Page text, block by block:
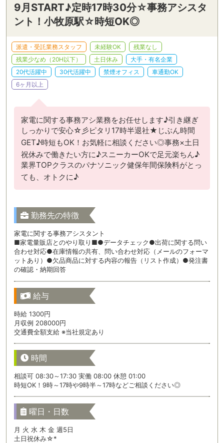
9月START♪定時17時30分☆事務アシスタ
ント！小牧原駅☆時短OK◎
派遣・受託業務スタッフ 未経験OK
残業なし
残業少なめ（20H以下）
土日休み
大手・有名企業
20代活躍中
30代活躍中 禁煙オフィス
車通勤OK
6ヶ月以上
家電に関する事務アシ業務をお任せします♪引き継ぎ
しっかりで安心☆彡ピタリ17時半退社★じぶん時間
GET♪時短もOK！お気軽に相談ください◎事務×土日
祝休みで働きたい方に♪スニーカーOKで足元楽ちん♪
業界TOPクラスのパナソニック健保年間保険料がとっ
ても、オトクに♪
勤務先の特徴
家電に関する事務アシスタント
■家電量販店とのやり取り■●データチェック●出荷に関する問い
合わせ対応●在庫情報の共有、問い合わせ対応（メールのフォーマ
ットあり）●欠品商品に対する内容の報告（リスト作成）●発注書
の確認・納期回答
給与
時給 1300円
月収例 208000円
交通費全額支給 ※当社規定あり
時間
相談可 08:30～17:30 実働 08:00 休憩 01:00
時短OK！9時～17時や9時半～17時などご相談ください◎
曜日・日数
月 火 水 木 金 週5日
土日祝休み☆*